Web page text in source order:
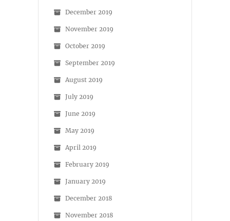
December 2019
November 2019
October 2019
September 2019
August 2019
July 2019
June 2019
May 2019
April 2019
February 2019
January 2019
December 2018
November 2018